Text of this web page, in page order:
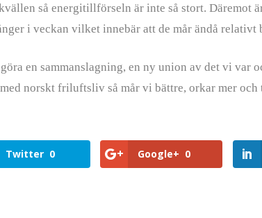
så energitillförseln är inte så stort. Däremot
i veckan vilket innebär att de mår ändå relativt
en sammanslagning, en ny union av det vi var
norskt friluftsliv så mår vi bättre, orkar mer och
Twitter 0 Google+ 0